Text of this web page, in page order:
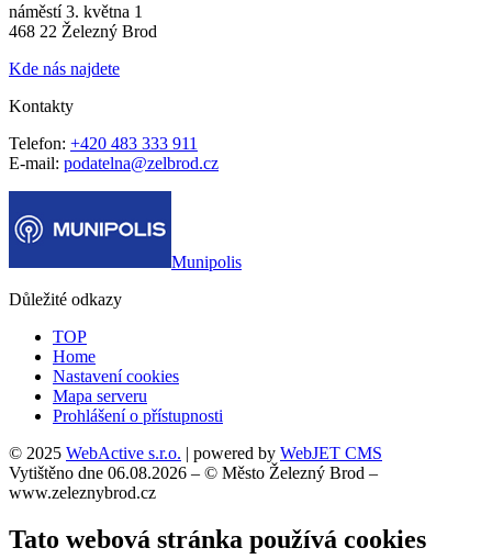
náměstí 3. května 1
468 22 Železný Brod
Kde nás najdete
Kontakty
Telefon: +420 483 333 911
E-mail: podatelna@zelbrod.cz
Munipolis
Důležité odkazy
TOP
Home
Nastavení cookies
Mapa serveru
Prohlášení o přístupnosti
© 2025 WebActive s.r.o. | powered by WebJET CMS
Vytištěno dne 06.08.2026 – © Město Železný Brod –
www.zeleznybrod.cz
Tato webová stránka používá cookies